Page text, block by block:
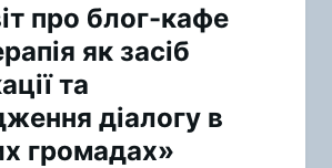
про блог-кафе
як засіб
та
діалогу в
громадах»